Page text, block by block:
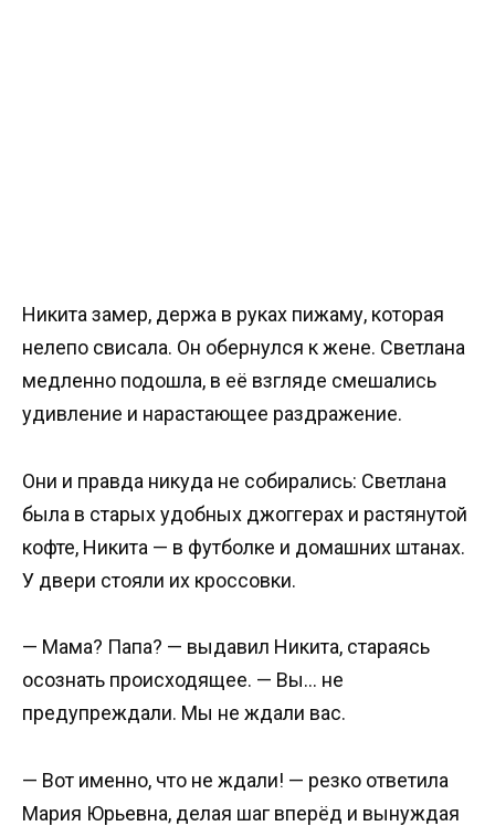
Никита замер, держа в руках пижаму, которая
нелепо свисала. Он обернулся к жене. Светлана
медленно подошла, в её взгляде смешались
удивление и нарастающее раздражение.
Они и правда никуда не собирались: Светлана
была в старых удобных джоггерах и растянутой
кофте, Никита — в футболке и домашних штанах.
У двери стояли их кроссовки.
— Мама? Папа? — выдавил Никита, стараясь
осознать происходящее. — Вы… не
предупреждали. Мы не ждали вас.
— Вот именно, что не ждали! — резко ответила
Мария Юрьевна, делая шаг вперёд и вынуждая